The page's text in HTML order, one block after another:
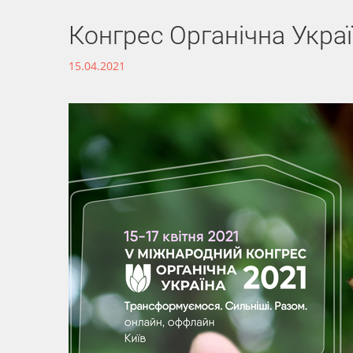
Конгрес Органічна
15.04.2021